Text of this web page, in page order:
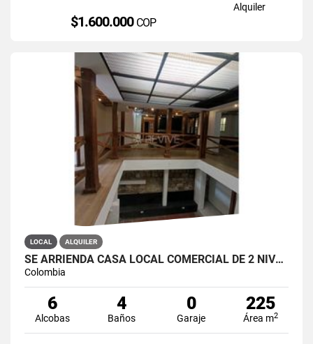
Alquiler
$1.600.000 COP
LOCAL ALQUILER
SE ARRIENDA CASA LOCAL COMERCIAL DE 2 NIVELES EN LA CANDELARIA
Colombia
6
Alcobas
4
Baños
0
Garaje
225
Área m2